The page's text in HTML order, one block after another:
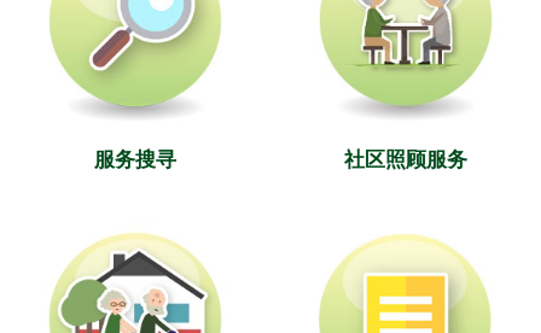
服务搜寻 社区照顾服务